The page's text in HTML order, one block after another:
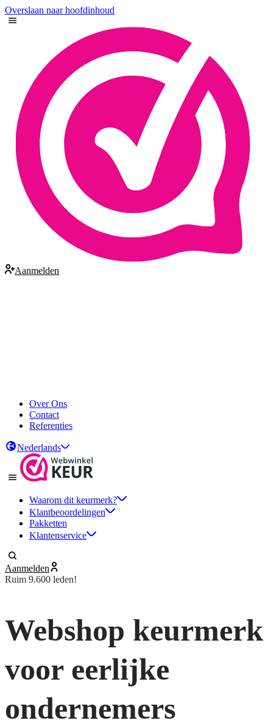
Overslaan naar hoofdinhoud
Aanmelden
Over Ons
Contact
Referenties
Nederlands
Waarom dit keurmerk?
Klantbeoordelingen
Pakketten
Klantenservice
Aanmelden
Ruim 9.600 leden!
Webshop keurmerk
voor eerlijke
ondernemers